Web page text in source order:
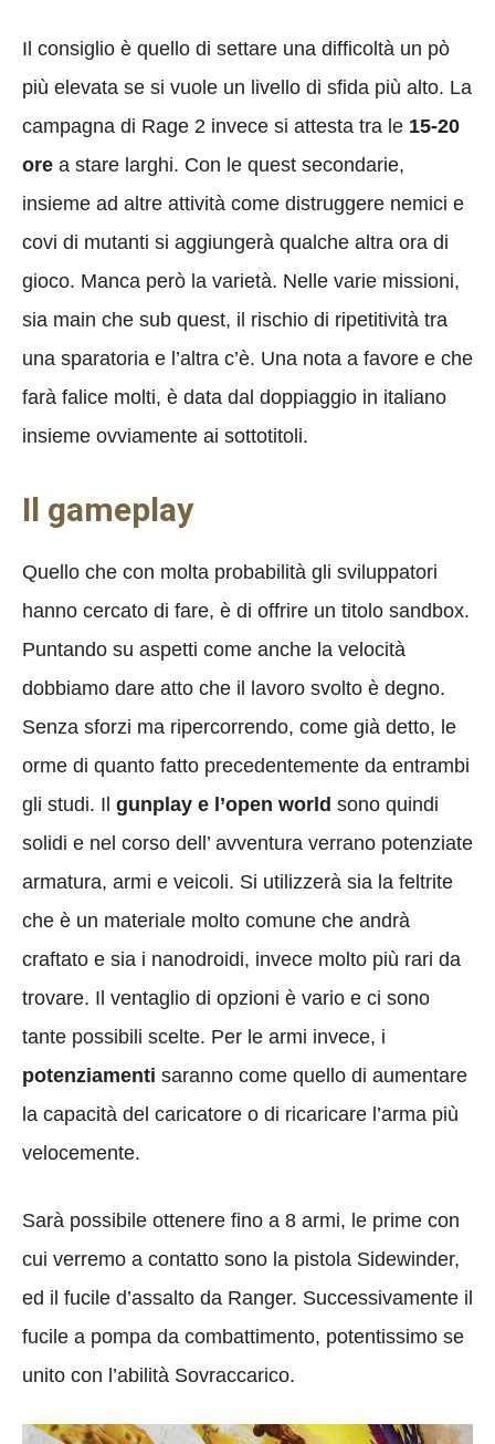
Il consiglio è quello di settare una difficoltà un pò
più elevata se si vuole un livello di sfida più alto. La
campagna di Rage 2 invece si attesta tra le 15-20
ore a stare larghi. Con le quest secondarie,
insieme ad altre attività come distruggere nemici e
covi di mutanti si aggiungerà qualche altra ora di
gioco. Manca però la varietà. Nelle varie missioni,
sia main che sub quest, il rischio di ripetitività tra
una sparatoria e l’altra c’è. Una nota a favore e che
farà falice molti, è data dal doppiaggio in italiano
insieme ovviamente ai sottotitoli.
Il gameplay
Quello che con molta probabilità gli sviluppatori
hanno cercato di fare, è di offrire un titolo sandbox.
Puntando su aspetti come anche la velocità
dobbiamo dare atto che il lavoro svolto è degno.
Senza sforzi ma ripercorrendo, come già detto, le
orme di quanto fatto precedentemente da entrambi
gli studi. Il gunplay e l’open world sono quindi
solidi e nel corso dell’ avventura verrano potenziate
armatura, armi e veicoli. Si utilizzerà sia la feltrite
che è un materiale molto comune che andrà
craftato e sia i nanodroidi, invece molto più rari da
trovare. Il ventaglio di opzioni è vario e ci sono
tante possibili scelte. Per le armi invece, i
potenziamenti saranno come quello di aumentare
la capacità del caricatore o di ricaricare l’arma più
velocemente.
Sarà possibile ottenere fino a 8 armi, le prime con
cui verremo a contatto sono la pistola Sidewinder,
ed il fucile d’assalto da Ranger. Successivamente il
fucile a pompa da combattimento, potentissimo se
unito con l’abilità Sovraccarico.